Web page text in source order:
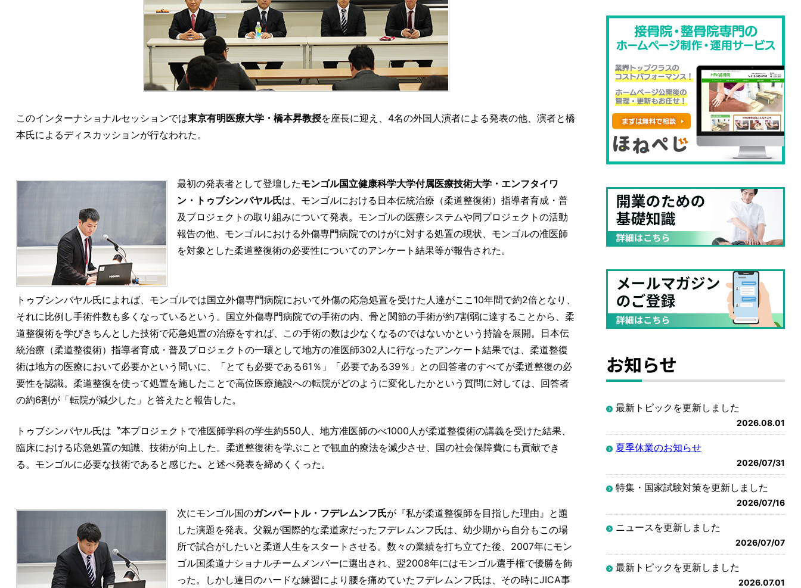
このインターナショナルセッションでは東京有明医療大学・橋本昇教授を座長に迎え、4名の外国人演者による発表の他、演者と橋
本氏によるディスカッションが行なわれた。
最初の発表者として登壇したモンゴル国立健康科学大学付属医療技術大学・エンフタイワ
ン・トゥブシンバヤル氏は、モンゴルにおける日本伝統治療（柔道整復術）指導者育成・普
及プロジェクトの取り組みについて発表。モンゴルの医療システムや同プロジェクトの活動
報告の他、モンゴルにおける外傷専門病院でのけがに対する処置の現状、モンゴルの准医師
を対象とした柔道整復術の必要性についてのアンケート結果等が報告された。
トゥブシンバヤル氏によれば、モンゴルでは国立外傷専門病院において外傷の応急処置を受けた人達がここ10年間で約2倍となり、
それに比例し手術件数も多くなっているという。国立外傷専門病院での手術の内、骨と関節の手術が約7割弱に達することから、柔
道整復術を学びきちんとした技術で応急処置の治療をすれば、この手術の数は少なくなるのではないかという持論を展開。日本伝
統治療（柔道整復術）指導者育成・普及プロジェクトの一環として地方の准医師302人に行なったアンケート結果では、柔道整復
術は地方の医療において必要かという問いに、「とても必要である61％」「必要である39％」との回答者のすべてが柔道整復の必
要性を認識。柔道整復を使って処置を施したことで高位医療施設への転院がどのように変化したかという質問に対しては、回答者
の約6割が「転院が減少した」と答えたと報告した。
トゥブシンバヤル氏は〝本プロジェクトで准医師学科の学生約550人、地方准医師のべ1000人が柔道整復術の講義を受けた結果、
臨床における応急処置の知識、技術が向上した。柔道整復術を学ぶことで観血的療法を減少させ、国の社会保障費にも貢献でき
る。モンゴルに必要な技術であると感じた〟と述べ発表を締めくくった。
次にモンゴル国のガンバートル・フデレムンフ氏が『私が柔道整復師を目指した理由』と題
した演題を発表。父親が国際的な柔道家だったフデレムンフ氏は、幼少期から自分もこの場
所で試合がしたいと柔道人生をスタートさせる。数々の業績を打ち立てた後、2007年にモン
ゴル国柔道ナショナルチームメンバーに選出され、翌2008年にはモンゴル選手権で優勝を飾
った。しかし連日のハードな練習により腰を痛めていたフデレムンフ氏は、その時にJICA事
お知らせ
最新トピックを更新しました
2026.08.01
夏季休業のお知らせ
2026/07/31
特集・国家試験対策を更新しました
2026/07/16
ニュースを更新しました
2026/07/07
最新トピックを更新しました
2026.07.01